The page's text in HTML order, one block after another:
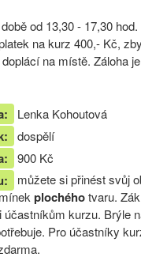
od 13,30 - 17,30 hod.
na kurz 400,- Kč,
na místě. Záloha
Lenka Kohoutová
dospělí
900 Kč
můžete si přinést svůj
plochéhotvaru.
účastníkům kurzu. Brýle
Pro účastníky